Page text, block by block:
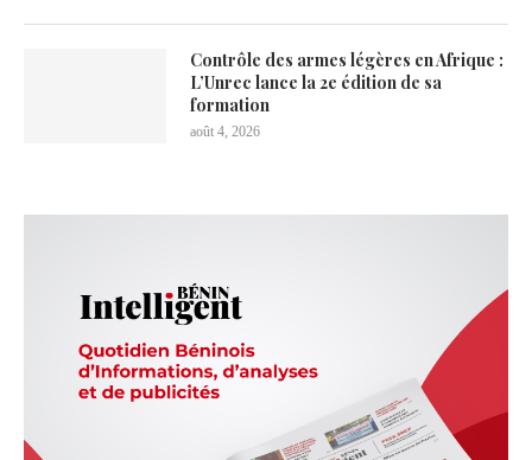
Contrôle des armes légères en Afrique :
L’Unrec lance la 2e édition de sa
formation
août 4, 2026